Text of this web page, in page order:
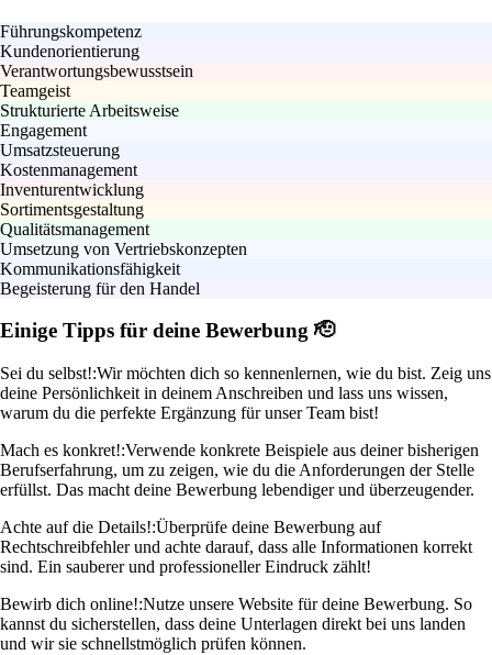
Führungskompetenz
Kundenorientierung
Verantwortungsbewusstsein
Teamgeist
Strukturierte Arbeitsweise
Engagement
Umsatzsteuerung
Kostenmanagement
Inventurentwicklung
Sortimentsgestaltung
Qualitätsmanagement
Umsetzung von Vertriebskonzepten
Kommunikationsfähigkeit
Begeisterung für den Handel
Einige Tipps für deine Bewerbung 🫡
Sei du selbst!:Wir möchten dich so kennenlernen, wie du bist. Zeig uns
deine Persönlichkeit in deinem Anschreiben und lass uns wissen,
warum du die perfekte Ergänzung für unser Team bist!
Mach es konkret!:Verwende konkrete Beispiele aus deiner bisherigen
Berufserfahrung, um zu zeigen, wie du die Anforderungen der Stelle
erfüllst. Das macht deine Bewerbung lebendiger und überzeugender.
Achte auf die Details!:Überprüfe deine Bewerbung auf
Rechtschreibfehler und achte darauf, dass alle Informationen korrekt
sind. Ein sauberer und professioneller Eindruck zählt!
Bewirb dich online!:Nutze unsere Website für deine Bewerbung. So
kannst du sicherstellen, dass deine Unterlagen direkt bei uns landen
und wir sie schnellstmöglich prüfen können.